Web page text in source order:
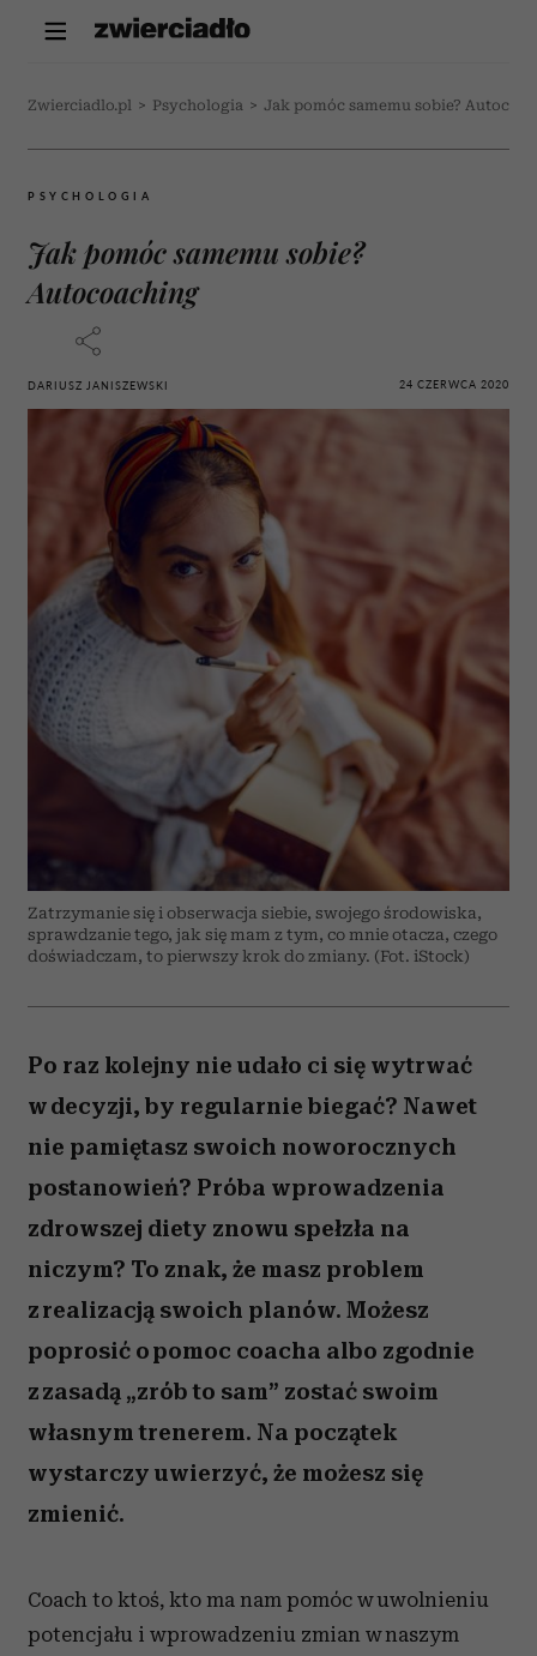
Zwierciadlo.pl > Psychologia > Jak pomóc samemu sobie?
PSYCHOLOGIA
Jak pomóc samemu sobie?
Autocoaching
DARIUSZ JANISZEWSKI 24 CZERWCA 2020
Zatrzymanie się i obserwacja siebie, swojego środowiska,
sprawdzanie tego, jak się mam z tym, co mnie otacza, czego
doświadczam, to pierwszy krok do zmiany. (Fot. iStock)
Po raz kolejny nie udało ci się wytrwać
w decyzji, by regularnie biegać? Nawet
nie pamiętasz swoich noworocznych
postanowień? Próba wprowadzenia
zdrowszej diety znowu spełzła na
niczym? To znak, że masz problem
z realizacją swoich planów. Możesz
poprosić o pomoc coacha albo zgodnie
z zasadą „zrób to sam” zostać swoim
własnym trenerem. Na początek
wystarczy uwierzyć, że możesz się
zmienić.
Coach to ktoś, kto ma nam pomóc w uwolnieniu
potencjału i wprowadzeniu zmian w naszym